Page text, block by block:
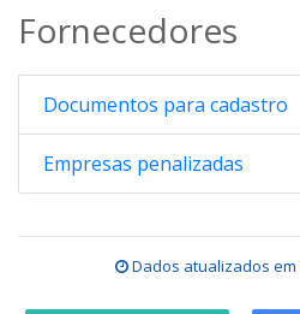
Fornecedores
Documentos para cadastro
Empresas penalizadas
Dados atualizados em